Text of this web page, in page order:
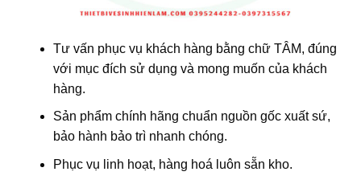
Tư vấn phục vụ khách hàng bằng chữ TÂM, đúng
với mục đích sử dụng và mong muốn của khách
hàng.
Sản phẩm chính hãng chuẩn nguồn gốc xuất sứ,
bảo hành bảo trì nhanh chóng.
Phục vụ linh hoạt, hàng hoá luôn sẵn kho.